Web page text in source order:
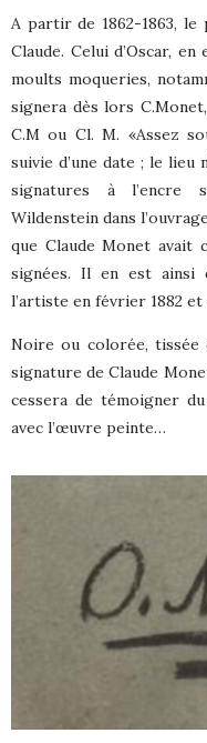
A partir de 1862-1863,
Claude. Celui d’Oscar,
moults moqueries,
signera dès lors
C.M ou Cl. M. «Assez
suivie d’une date ; le lieu
signatures à l’encre
Wildenstein dans
que Claude Monet avait
signées. Il en est ainsi
l’artiste en février 1882
Noire ou colorée, tissée
signature de Claude
cessera de témoigner
avec l’œuvre peinte…